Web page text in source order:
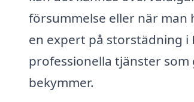
försummelse eller när man
en expert på storstädning i
professionella tjänster
bekymmer.